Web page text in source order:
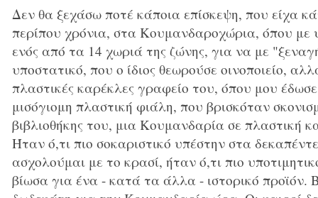
Δεν θα ξεχάσω ποτέ κάποια επίσκεψη, που είχα
περίπου χρόνια, στα Κουμανδαροχώρια, όπου με
ενός από τα 14 χωριά της ζώνης, για να με
υποστατικό, που ο ίδιος θεωρούσε οινοποιείο,
πλαστικές καρέκλες γραφείο του, όπου μου
μισόγιομη πλαστική φιάλη, που βρισκόταν
βιβλιοθήκης του, μια Κουμανδαρία σε πλαστική
Ήταν ό,τι πιο σοκαριστικό υπέστην στα
ασχολούμαι με το κρασί, ήταν ό,τι πιο
βίωσα για ένα - κατά τα άλλα - ιστορικό προϊόν.